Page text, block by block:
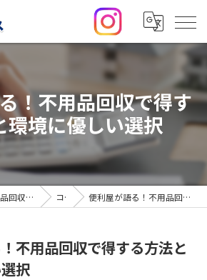
！不用品回収で得す
環境に優しい選択
栃木県宇都宮の不用品回収・便利屋なら合同会社ライフサービス コラム 便利屋が語る！不用品回収で得する方法と環境に優しい選択
不用品回収で得する方法と
択